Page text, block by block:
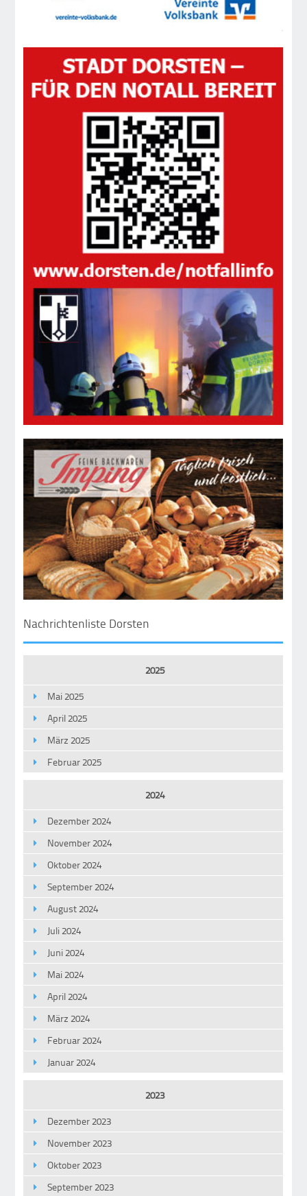
Nachrichtenliste Dorsten
2025
Mai 2025
April 2025
März 2025
Februar 2025
2024
Dezember 2024
November 2024
Oktober 2024
September 2024
August 2024
Juli 2024
Juni 2024
Mai 2024
April 2024
März 2024
Februar 2024
Januar 2024
2023
Dezember 2023
November 2023
Oktober 2023
September 2023